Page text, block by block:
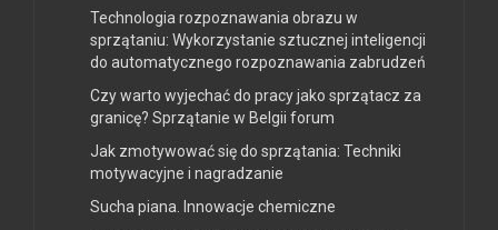
Technologia rozpoznawania obrazu w
sprzątaniu: Wykorzystanie sztucznej inteligencji
do automatycznego rozpoznawania zabrudzeń
Czy warto wyjechać do pracy jako sprzątacz za
granicę? Sprzątanie w Belgii forum
Jak zmotywować się do sprzątania: Techniki
motywacyjne i nagradzanie
Sucha piana. Innowacje chemiczne